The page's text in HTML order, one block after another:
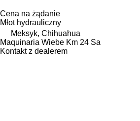
Cena na żądanie
Młot hydrauliczny
Meksyk, Chihuahua
Maquinaria Wiebe Km 24 Sa
Kontakt z dealerem